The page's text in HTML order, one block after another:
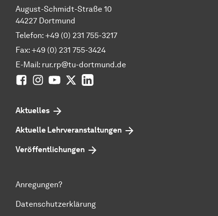
August-Schmidt-Straße 10
44227 Dortmund
Telefon: +49 (0) 231 755-3217
Fax: +49 (0) 231 755-3424
E-Mail: rur.rp@tu-dortmund.de
FacebookInstagram
YouTubeTwitterLinkedIn
Aktuelles
Aktuelle Lehrveranstaltungen
Veröffentlichungen
Anregungen?
Datenschutzerklärung